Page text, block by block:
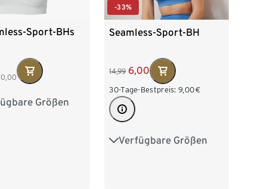
Sport-BHs
Größen
M 40/42
-33%
Seamless-Sport-BH
14,99 6,00
30-Tage-Bestpreis: 9,00€
Verfügbare Größen
XS 32/34 S 36/38